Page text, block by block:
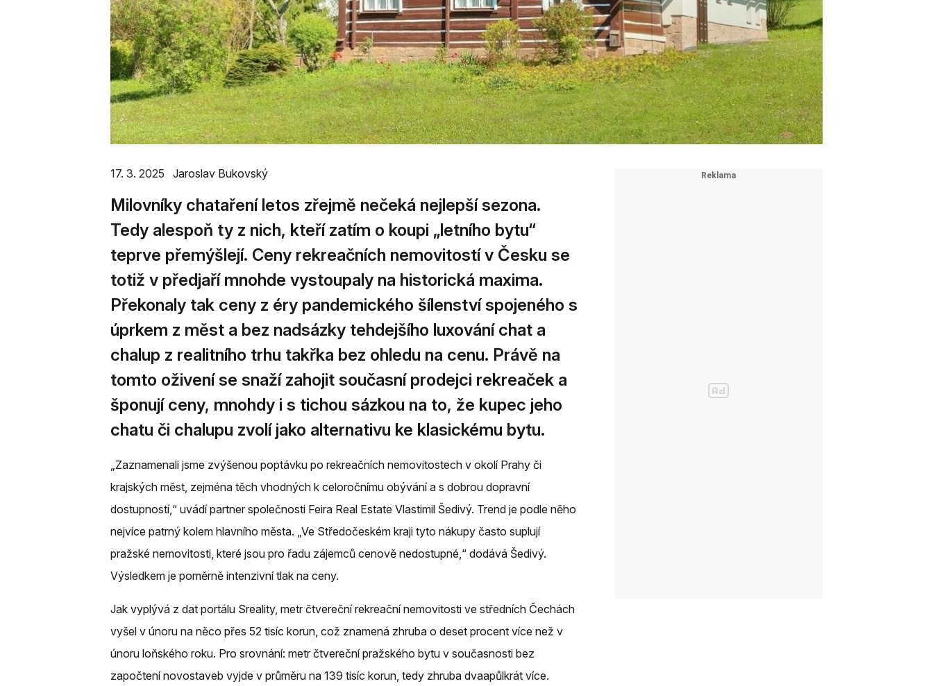
17. 3. 2025 Jaroslav Bukovský
Milovníky chataření letos zřejmě nečeká nejlepší sezona.
Tedy alespoň ty z nich, kteří zatím o koupi „letního bytu“
teprve přemýšlejí. Ceny rekreačních nemovitostí v Česku se
totiž v předjaří mnohde vystoupaly na historická maxima.
Překonaly tak ceny z éry pandemického šílenství spojeného s
úprkem z měst a bez nadsázky tehdejšího luxování chat a
chalup z realitního trhu takřka bez ohledu na cenu. Právě na
tomto oživení se snaží zahojit současní prodejci rekreaček a
šponují ceny, mnohdy i s tichou sázkou na to, že kupec jeho
chatu či chalupu zvolí jako alternativu ke klasickému bytu.
„Zaznamenali jsme zvýšenou poptávku po rekreačních nemovitostech v okolí Prahy či
krajských měst, zejména těch vhodných k celoročnímu obývání a s dobrou dopravní
dostupností,“ uvádí partner společnosti Feira Real Estate Vlastimil Šedivý. Trend je podle něho
nejvíce patrný kolem hlavního města. „Ve Středočeském kraji tyto nákupy často suplují
pražské nemovitosti, které jsou pro řadu zájemců cenově nedostupné,“ dodává Šedivý.
Výsledkem je poměrně intenzivní tlak na ceny.
Jak vyplývá z dat portálu Sreality, metr čtvereční rekreační nemovitosti ve středních Čechách
vyšel v únoru na něco přes 52 tisíc korun, což znamená zhruba o deset procent více než v
únoru loňského roku. Pro srovnání: metr čtvereční pražského bytu v současnosti bez
započtení novostaveb vyjde v průměru na 139 tisíc korun, tedy zhruba dvaapůlkrát více.